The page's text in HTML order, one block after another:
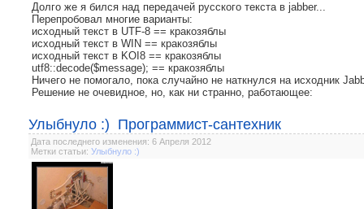
Долго же я бился над передачей русского текста в jabber...
Перепробовал многие варианты:
исходный текст в UTF-8 == кракозяблы
исходный текст в WIN == кракозяблы
исходный текст в KOI8 == кракозяблы
utf8::decode($message); == кракозяблы
Ничего не помогало, пока случайно не наткнулся на исходник
Решение не очевидное, но, как ни странно, работающее:
Улыбнуло :) Программист-сантехник
Дата последнего изменения: 6 Апреля 2012
Метки статьи: Улыбнуло :)